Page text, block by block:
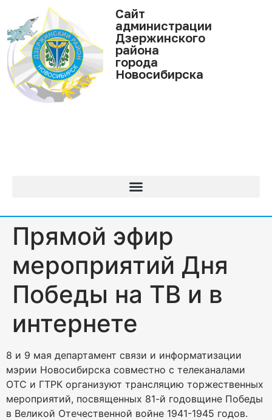
Cайт
администрации
Дзержинского
района
города
Новосибирска
Прямой эфир
мероприятий Дня
Победы на ТВ и в
интернете
8 и 9 мая департамент связи и информатизации
мэрии Новосибирска совместно с телеканалами
ОТС и ГТРК организуют трансляцию торжественных
мероприятий, посвященных 81-й годовщине Победы
в Великой Отечественной войне 1941-1945 годов.